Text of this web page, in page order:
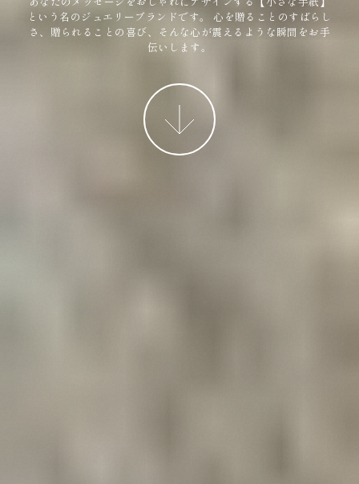
という名のジュエリーブランドです。
心を贈ることのすばらし
さ、贈られることの喜び、そんな心が震えるような瞬間をお手
伝いします。